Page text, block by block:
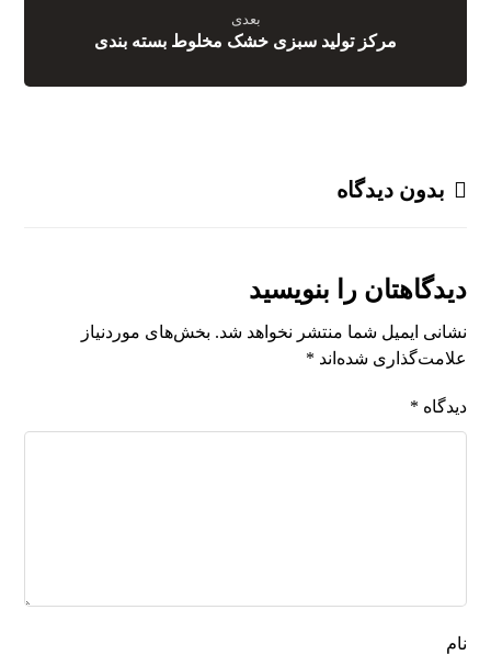
بعدی
مرکز تولید سبزی خشک مخلوط بسته بندی
بدون دیدگاه
دیدگاهتان را بنویسید
نشانی ایمیل شما منتشر نخواهد شد. بخش‌های موردنیاز
علامت‌گذاری شده‌اند *
دیدگاه *
نام